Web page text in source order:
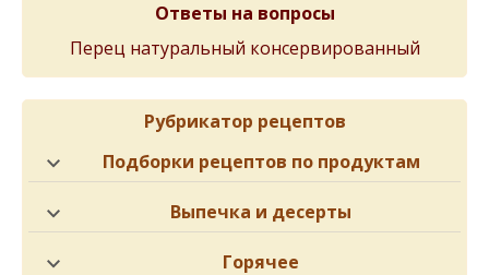
Ответы на вопросы
Перец натуральный консервированный
Рубрикатор рецептов
Подборки рецептов по продуктам
Выпечка и десерты
Горячее